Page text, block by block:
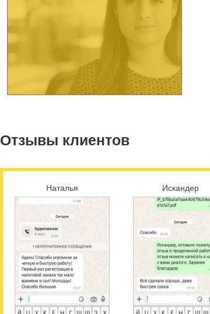
Тверь Волгоград
Отзывы клиентов
Наталья Искандер